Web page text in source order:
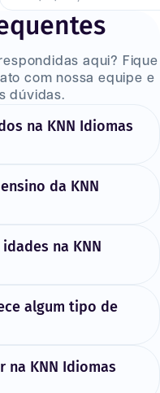
aqui? Fique
com nossa equipe e
dúvidas.
na KNN Idiomas
da KNN
na KNN
algum tipo de
na KNN Idiomas